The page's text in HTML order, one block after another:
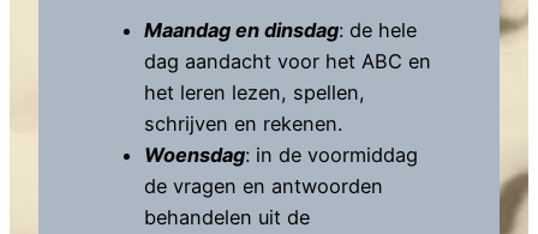
Maandag en dinsdag: de hele
dag aandacht voor het ABC en
het leren lezen, spellen,
schrijven en rekenen.
Woensdag: in de voormiddag
de vragen en antwoorden
behandelen uit de